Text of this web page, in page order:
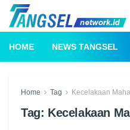
HOME NEWS TANGSEL
Home Tag Kecelakaan
Tag: Kecelakaan